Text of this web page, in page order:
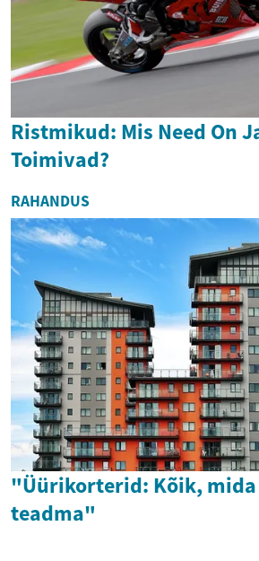
Ristmikud: Mis Need On
Toimivad?
RAHANDUS
"Üürikorterid: Kõik, mida
teadma"